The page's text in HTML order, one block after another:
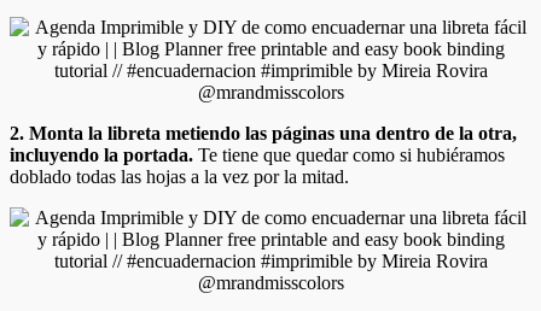
2. Monta la libreta metiendo las páginas una dentro de la otra,
incluyendo la portada. Te tiene que quedar como si hubiéramos
doblado todas las hojas a la vez por la mitad.